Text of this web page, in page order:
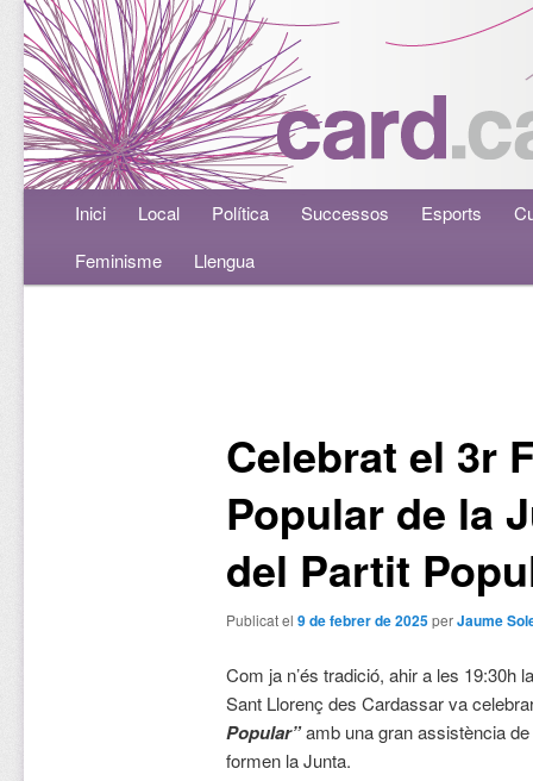
Menú principalAneu al contingut principal
Aneu al contingut secundari
Inici Local Política Successos Esports
Feminisme
Llengua
Celebrat el 3r
Popular de la
del Partit
Publicat el 9 de febrer de 2025perJaume
Com ja n’és tradició, ahir a les 19:30h
Sant Llorenç des Cardassar va
Popular”amb una gran assistència
formen la Junta.